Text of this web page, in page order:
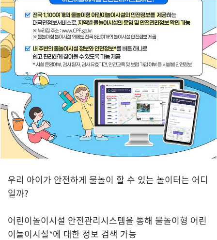
우리 아이가 안전하게 물놀이 할 수 있는 놀이터는 어디
일까?
어린이놀이시설 안전관리시스템을 통해 물놀이형 어린
이놀이시설*에 대한 정보 검색 가능